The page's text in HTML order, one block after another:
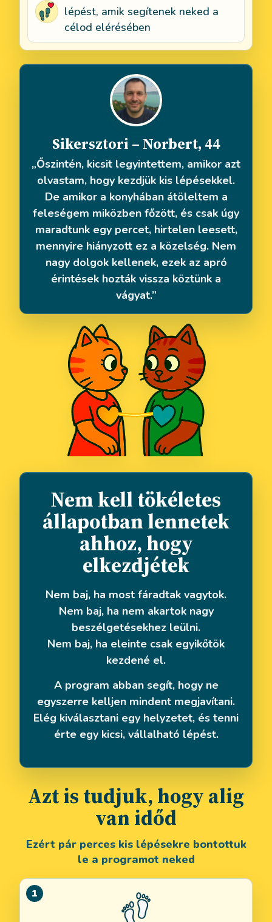
lépést, amik segítenek neked a
célod elérésében
Sikersztori – Norbert, 44
„Őszintén, kicsit legyintettem, amikor azt
olvastam, hogy kezdjük kis lépésekkel.
De amikor a konyhában átöleltem a
feleségem miközben főzött, és csak úgy
maradtunk egy percet, hirtelen leesett,
mennyire hiányzott ez a közelség. Nem
nagy dolgok kellenek, ezek az apró
érintések hozták vissza köztünk a
vágyat.”
Nem kell tökéletes
állapotban lennetek
ahhoz, hogy
elkezdjétek
Nem baj, ha most fáradtak vagytok.
Nem baj, ha nem akartok nagy
beszélgetésekhez leülni.
Nem baj, ha eleinte csak egyikőtök
kezdené el.
A program abban segít, hogy ne
egyszerre kelljen mindent megjavítani.
Elég kiválasztani egy helyzetet, és tenni
érte egy kicsi, vállalható lépést.
Azt is tudjuk, hogy alig
van időd
Ezért pár perces kis lépésekre bontottuk
le a programot neked
1